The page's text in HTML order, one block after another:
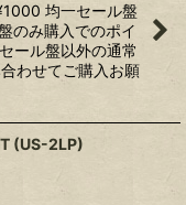
均一セール盤
のみ購入でのポイ
ール盤以外の通常
わせてご購入お願
(US-2LP)